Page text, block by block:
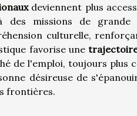
deviennent plus
des missions de
culturelle,
favorise une
de l'emploi, toujours plus
désireuse de
frontières.